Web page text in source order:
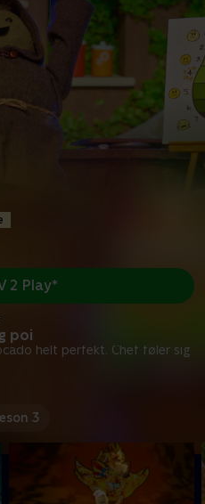
poi
helt perfekt. Chef føler sig
2 Play*
3